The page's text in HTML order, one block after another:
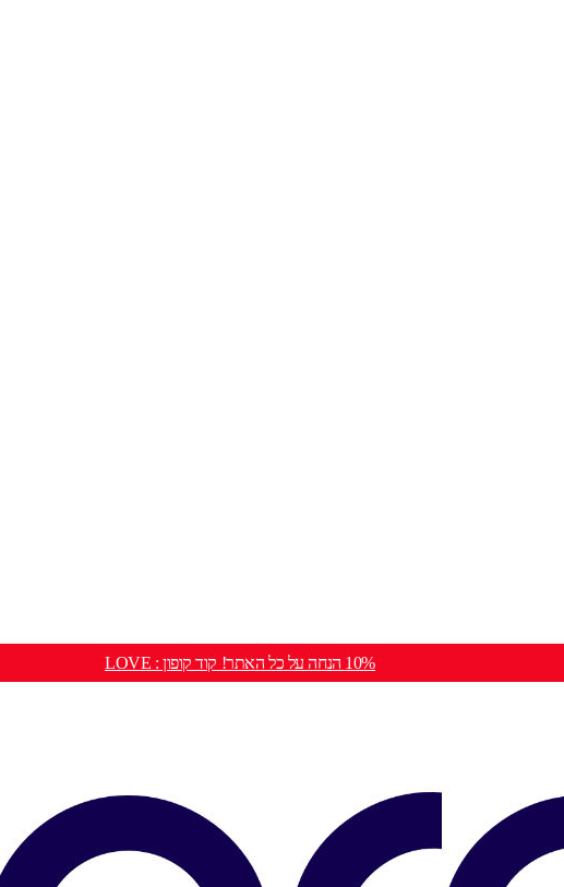
10% הנחה על כל האתר! קוד קופון : LOVE